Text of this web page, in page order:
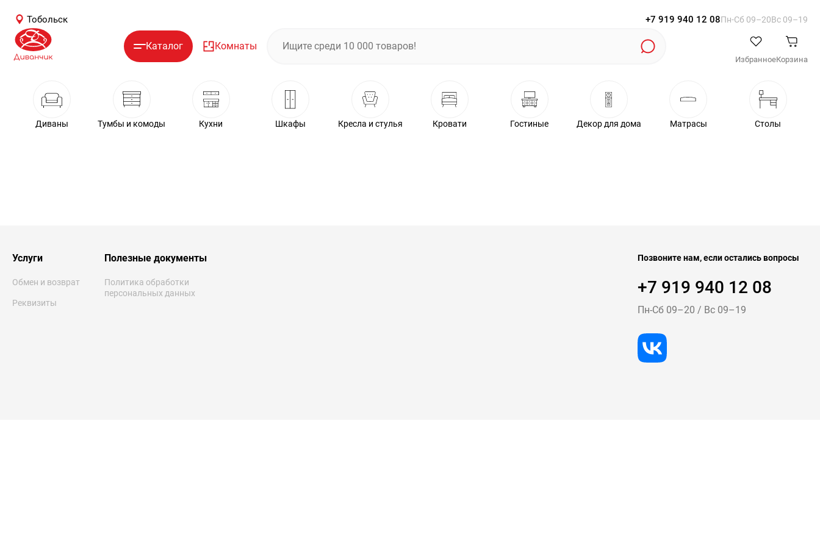
Тобольск +7 919 940 12 08Пн-Cб 09–20Вс 09–19
Каталог Комнаты
ИзбранноеКорзина
Диваны Тумбы и комоды Кухни Шкафы Кресла и стулья Кровати Гостиные Декор для дома Матрасы Столы
Услуги
Обмен и возврат
Реквизиты
Полезные документы
Политика обработки
персональных данных
Позвоните нам, если остались вопросы
+7 919 940 12 08
Пн-Cб 09–20 / Вс 09–19